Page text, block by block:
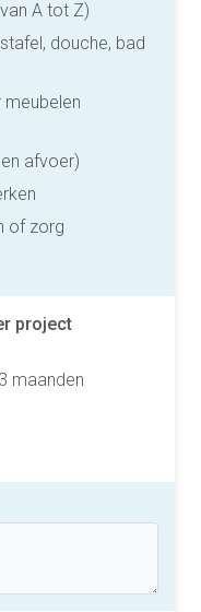
A tot Z)
douche, bad
meubelen
afvoer)
of zorg
project
maanden